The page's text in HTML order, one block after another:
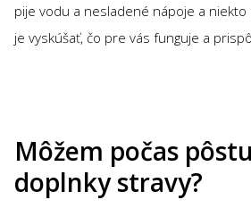
pije vodu a nesladené nápoje a niekto
je vyskúšať, čo pre vás funguje a
Môžem počas
doplnky stravy?